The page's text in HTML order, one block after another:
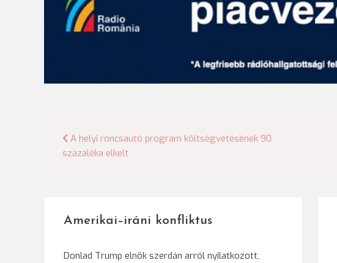
Bejegyzés
A helyi roncsautó program költségvetésének 90
százaléka elkelt
Amerikai–iráni konfliktus
Donlad Trump elnök szerdán arról nyilatkozott,